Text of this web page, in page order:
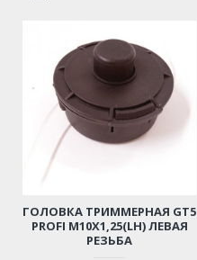
ГОЛОВКА ТРИММЕРНАЯ GT5
PROFI M10X1,25(LH) ЛЕВАЯ
РЕЗЬБА